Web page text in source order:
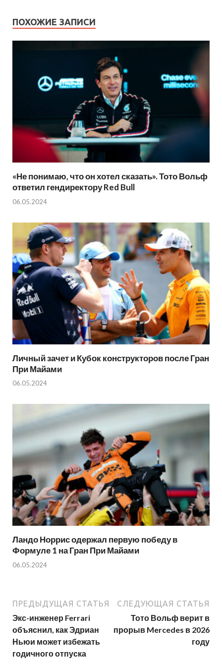
ПОХОЖИЕ ЗАПИСИ
«Не понимаю, что он хотел сказать». Тото Вольф
ответил гендиректору Red Bull
06.05.2024
Личный зачет и Кубок конструкторов после Гран
При Майами
06.05.2024
Ландо Норрис одержал первую победу в
Формуле 1 на Гран При Майами
06.05.2024
ПРЕДЫДУЩАЯ СТАТЬЯ
Экс-инженер Ferrari
объяснил, как Эдриан
Ньюи может избежать
годичного отпуска
СЛЕДУЮЩАЯ СТАТЬЯ
Тото Вольф верит в
прорыв Mercedes в 2026
году